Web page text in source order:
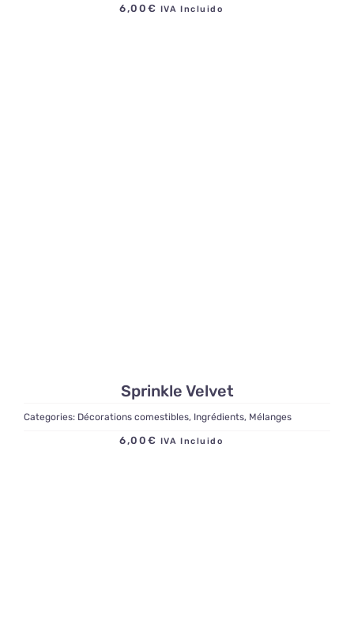
6,00 € IVA Incluido
Sprinkle Velvet
Categories: Décorations comestibles, Ingrédients, Mélanges
6,00 € IVA Incluido